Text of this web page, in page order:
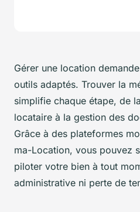
Gérer une location
outils adaptés. Trouver la
simplifie chaque étape, de
locataire à la gestion des
Grâce à des plateformes
ma-Location, vous pouvez
piloter votre bien à tout
administrative ni perte de